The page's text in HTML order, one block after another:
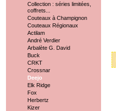
Collection : séries limitées,
coffrets...
Couteaux à Champignon
Couteaux Régionaux
Actilam
André Verdier
Arbalète G. David
Buck
CRKT
Crossnar
Deejo
Elk Ridge
Fox
Herbertz
Kizer